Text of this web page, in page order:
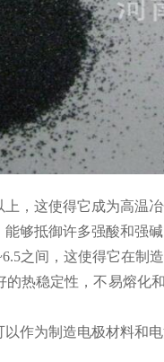
，这使得它成为高温
够抵御许多强酸和强
之间，这使得它在制
热稳定性，不易熔化
作为制造电极材料和电